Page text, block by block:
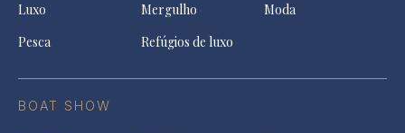
Luxo
Mergulho
Moda
Pesca
Refúgios de luxo
BOAT SHOW